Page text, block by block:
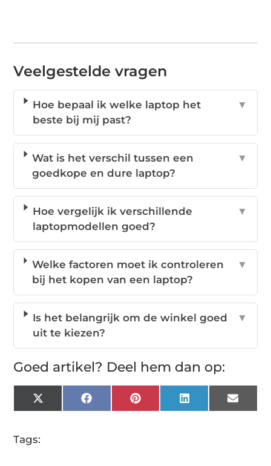
Veelgestelde vragen
Hoe bepaal ik welke laptop het
beste bij mij past?
▼
Wat is het verschil tussen een
goedkope en dure laptop?
▼
Hoe vergelijk ik verschillende
laptopmodellen goed?
▼
Welke factoren moet ik controleren
bij het kopen van een laptop?
▼
Is het belangrijk om de winkel goed
uit te kiezen?
▼
Goed artikel? Deel hem dan op:
X
(Twitter)
FacebookPinterestLinkedInEmail
Tags: